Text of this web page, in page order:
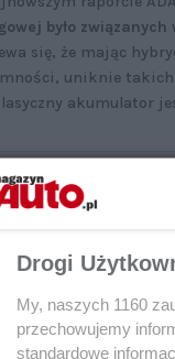
było
się, że mając
uniknie takich
akumulator
Drogi
My, naszych 1160
przechowujemy
standardowe